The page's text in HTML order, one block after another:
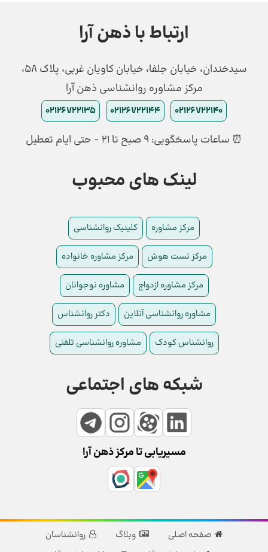
ارتباط با ذهن آرا
سیدخندان، خیابان جلفا، خیابان کاویان غربی، پلاک 58،
مرکز مشاوره روانشناسی ذهن آرا
02126722140
02126722144
02126722135
⏰ ساعات پاسخگویی: ۹ صبح تا ۲۱ - حتی ایام تعطیل
لینک های محبوب
مرکز مشاوره کلینیک روانشناسی
مرکز تست هوش مرکز مشاوره خانواده
مرکز مشاوره ازدواج مشاوره نوجوانان
مشاوره روانشناسی آنلاین دکتر روانشناس
روانشناس کودک مشاوره روانشناسی تلفنی
شبکه های اجتماعی
مسیریابی تا مرکز ذهن آرا
صفحه اصلی وبلاگ
روانشناسان